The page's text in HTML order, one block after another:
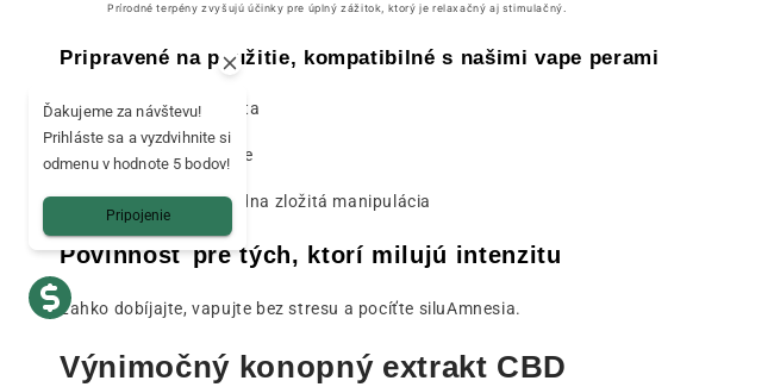
Prírodné terpény zvyšujú účinky pre úplný zážitok, ktorý je relaxačný aj stimulačný.
Pripravené na použitie, kompatibilné s našimi vape perami
Magnetická kazeta
Okamžité vloženie
Žiadne úniky, žiadna zložitá manipulácia
Povinnosť pre tých, ktorí milujú intenzitu
Ľahko dobíjajte, vapujte bez stresu a pocíťte siluAmnesia.
Výnimočný konopný extrakt CBD
Ďakujeme za návštevu!
Prihláste sa a vyzdvihnite si
odmenu v hodnote 5 bodov!
Pripojenie